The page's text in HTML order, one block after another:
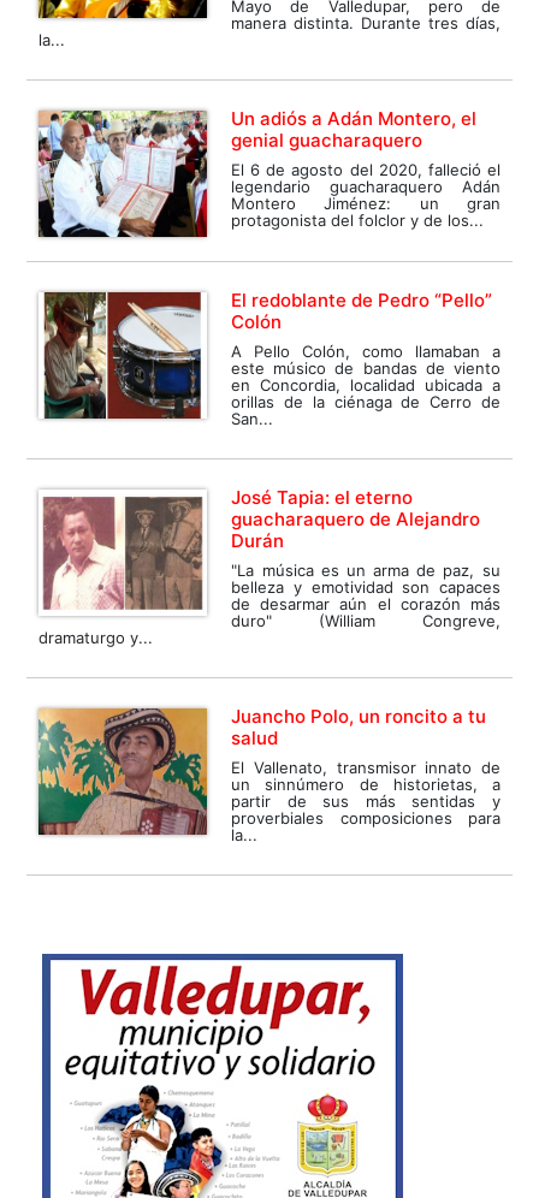
Mayo de Valledupar, pero de
manera distinta. Durante tres días,
la...
Un adiós a Adán Montero, el
genial guacharaquero
El 6 de agosto del 2020, falleció el
legendario guacharaquero Adán
Montero Jiménez: un gran
protagonista del folclor y de los...
El redoblante de Pedro “Pello”
Colón
A Pello Colón, como llamaban a
este músico de bandas de viento
en Concordia, localidad ubicada a
orillas de la ciénaga de Cerro de
San...
José Tapia: el eterno
guacharaquero de Alejandro
Durán
"La música es un arma de paz, su
belleza y emotividad son capaces
de desarmar aún el corazón más
duro" (William Congreve,
dramaturgo y...
Juancho Polo, un roncito a tu
salud
El Vallenato, transmisor innato de
un sinnúmero de historietas, a
partir de sus más sentidas y
proverbiales composiciones para
la...